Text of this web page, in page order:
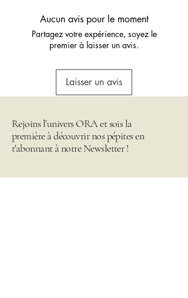
Aucun avis pour le moment
Partagez votre expérience, soyez le
premier à laisser un avis.
Laisser un avis
Rejoins l’univers ORA et sois la
première à découvrir nos pépites en
t'abonnant à notre Newsletter !